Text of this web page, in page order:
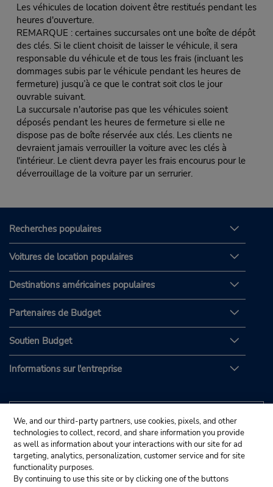
Les véhicules de location doivent être restitués pendant les
heures d'ouverture.
REMARQUE : certaines succursales ont une boîte de dépôt
des clés. Si le client choisit de laisser le véhicule, il sera
responsable du véhicule et de tous les frais (incluant les
dommages subis par le véhicule pendant les heures de
fermeture) jusqu’à ce que le contrat soit clos le jour
ouvrable suivant.
La succursale n'autorise pas que les véhicules soient
déposés pendant les heures de fermeture si elle ne
dispose pas de boîte réservée aux clés. Les clients ne
devraient jamais verrouiller la voiture avec les clés à
l'intérieur. Le client devra payer les frais encourus pour le
déverrouillage de la voiture par un serrurier.
Recherches populaires
Voitures de location populaires
Destinations américaines populaires
Partenaires de Budget
Soutien Budget
Informations sur l'entreprise
We, and our third-party partners, use cookies, pixels, and other
technologies to collect, record, and share information you provide
as well as information about your interactions with our site for ad
targeting, analytics, personalization, customer service and for site
functionality purposes.
By continuing to use this site or by clicking one of the buttons